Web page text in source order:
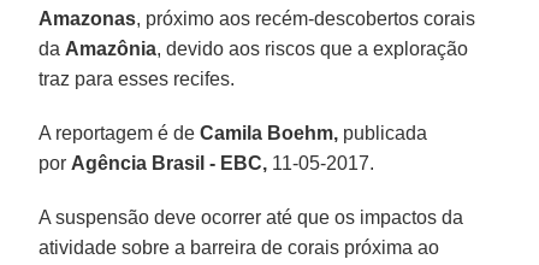
Amazonas, próximo aos recém-descobertos corais
da Amazônia, devido aos riscos que a exploração
traz para esses recifes.
A reportagem é de Camila Boehm, publicada
por Agência Brasil - EBC, 11-05-2017.
A suspensão deve ocorrer até que os impactos da
atividade sobre a barreira de corais próxima ao